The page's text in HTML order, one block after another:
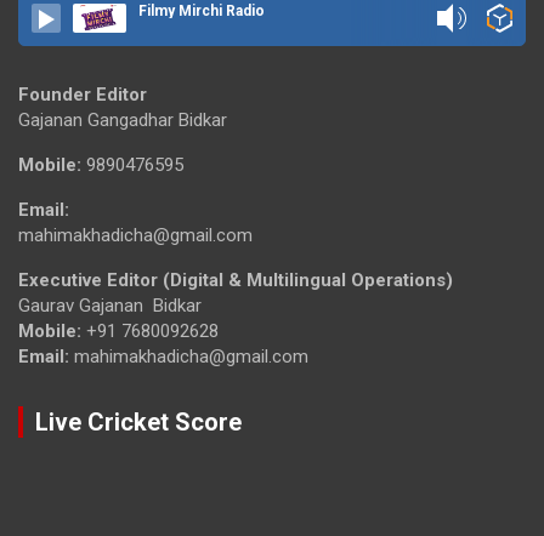
Filmy Mirchi Radio
Founder Editor
Gajanan Gangadhar Bidkar
Mobile: 9890476595
Email:
mahimakhadicha@gmail.com
Executive Editor (Digital & Multilingual Operations)
Gaurav Gajanan Bidkar
Mobile: +91 7680092628
Email: mahimakhadicha@gmail.com
Live Cricket Score